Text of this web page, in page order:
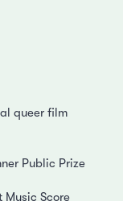
queer film
Public Prize
Music Score